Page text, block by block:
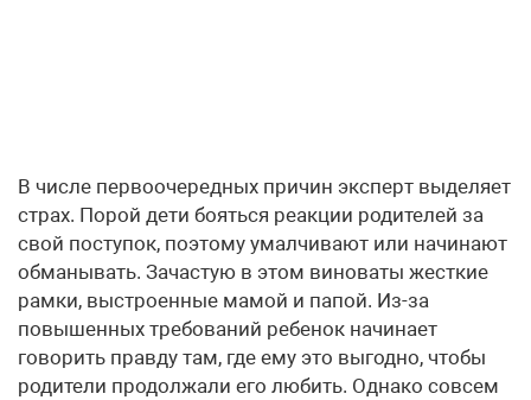
В числе первоочередных причин эксперт выделяет
страх. Порой дети бояться реакции родителей за
свой поступок, поэтому умалчивают или начинают
обманывать. Зачастую в этом виноваты жесткие
рамки, выстроенные мамой и папой. Из-за
повышенных требований ребенок начинает
говорить правду там, где ему это выгодно, чтобы
родители продолжали его любить. Однако совсем